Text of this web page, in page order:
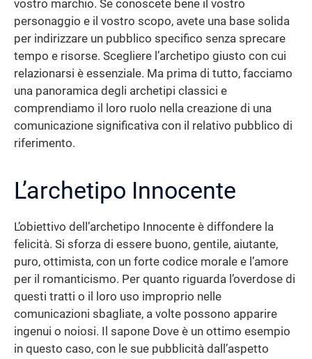
vostro marchio. Se conoscete bene il vostro
personaggio e il vostro scopo, avete una base solida
per indirizzare un pubblico specifico senza sprecare
tempo e risorse. Scegliere l’archetipo giusto con cui
relazionarsi è essenziale. Ma prima di tutto, facciamo
una panoramica degli archetipi classici e
comprendiamo il loro ruolo nella creazione di una
comunicazione significativa con il relativo pubblico di
riferimento.
L’archetipo Innocente
L’obiettivo dell’archetipo Innocente è diffondere la
felicità. Si sforza di essere buono, gentile, aiutante,
puro, ottimista, con un forte codice morale e l’amore
per il romanticismo. Per quanto riguarda l’overdose di
questi tratti o il loro uso improprio nelle
comunicazioni sbagliate, a volte possono apparire
ingenui o noiosi. Il sapone Dove è un ottimo esempio
in questo caso, con le sue pubblicità dall’aspetto